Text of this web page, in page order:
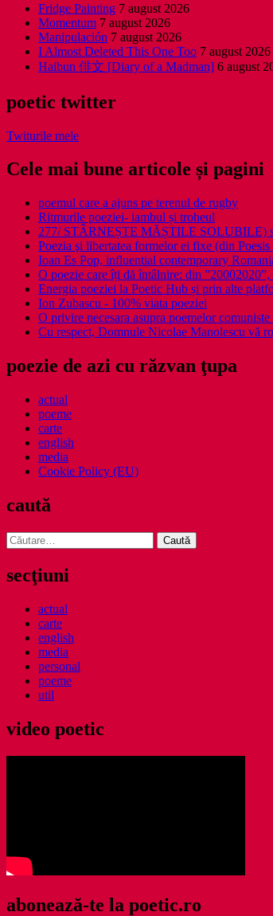
Fridge Painting 7 august 2026
Momentum 7 august 2026
Manipulación 7 august 2026
I Almost Deleted This One Too 7 august 2026
Haibun 俳文 [Diary of a Madman] 6 august
poetic twitter
Twiturile mele
Cele mai bune articole și pagini
poemul care a ajuns pe terenul de rugby
Ritmurile poeziei- iambul și troheul
277/ STÂRNEȘTE MĂȘTILE SOLUBILE)
Poezia şi libertatea formelor ei fixe (din
Ioan Es Pop, influential contemporary
O poezie care îți dă întâlnire: din
Energia poeziei la Poetic Hub și prin alte
Ion Zubascu - 100% viata poeziei
O privire necesara asupra poemelor
Cu respect, Domnule Nicolae Manolescu vă
poezie de azi cu răzvan ţupa
actual
poeme
carte
english
media
Cookie Policy (EU)
caută
Caută
după:
secţiuni
actual
carte
english
media
personal
poeme
util
video poetic
abonează-te la poetic.ro